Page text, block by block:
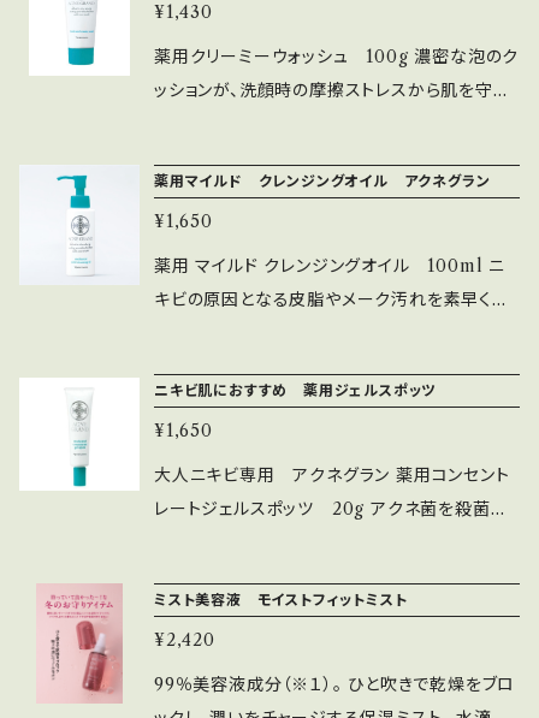
角質を柔らかく、角栓つまりも予防。殺菌成分が
配合されているのも、ニキビ専用化粧品ならで
は
¥1,430
薬用クリーミーウォッシュ 100g 濃密な泡のク
ッションが、洗顔時の摩擦ストレスから肌を守り、
効成分配合で、赤みのあるお肌や繰り返すニキ
ビ肌におススメ
薬用マイルド クレンジングオイル アクネグラン
¥1,650
薬用 マイルド クレンジングオイル 100ml ニ
キビの原因となる皮脂やメーク汚れを素早く浮
を守りながらやさしく洗いあげます。メドウフォー
ム油 ■ぬるつかずにさっと洗い流せるので、クレ
ンジングオイルの洗い残しを防ぎます。 ■サリチ
ル酸がアクネ菌を殺菌し、ニキビを防ぎます。 全
酸ﾎﾟﾘｵｷｼｴﾁﾚﾝｸﾞﾘｾﾘﾙ､ ﾃﾞｶﾒﾁﾙｼｸﾛﾍﾟﾝﾀｼﾛｷｻﾝ､
流動ｲｿﾊﾟﾗﾌｨﾝ､ 精製水､ ﾀﾞｲｽﾞｴｷｽ､ ﾒﾄﾞｳﾌｫｰﾑ
油､ ｵｳｺﾞﾝｴｷｽ､ ﾓﾓ葉ｴｷｽ､ ﾋｷｵｺｼｴｷｽ(1)､ d-δ-ﾄ
ニキビ肌におすすめ 薬用ジェルスポッツ
¥1,650
大人ニキビ専用 アクネグラン 薬用コンセント
レートジェルスポッツ 20g アクネ菌を殺菌し、
潤い、殺菌、抗炎症。ビダミンC誘導体の働きで、
ニキビ跡の美白作用も
ミスト美容液 モイストフィットミスト
¥2,420
99％美容液成分（※１）。 ひと吹きで乾燥をブロ